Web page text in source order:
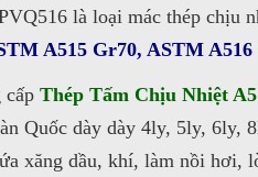
là loại mác thép chịu
A515 Gr70, ASTM A516
cấp Thép Tấm Chịu Nhiệt
Quốc dày dày 4ly, 5ly, 6ly,
xăng dầu, khí, làm nồi hơi,